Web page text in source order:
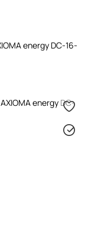
energy DC-16-